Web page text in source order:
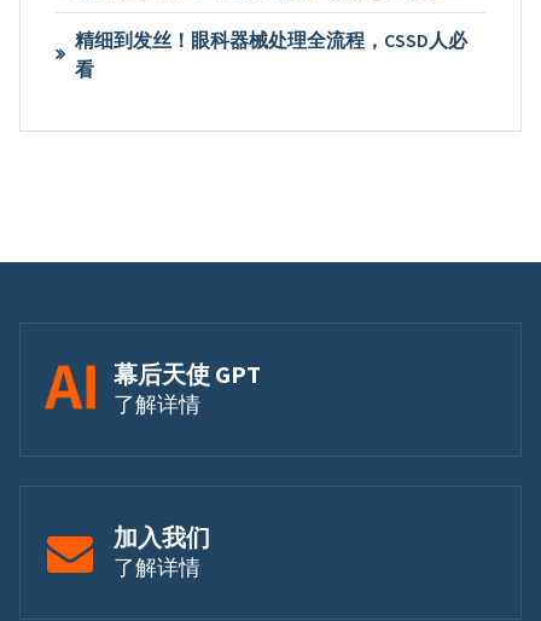
精细到发丝！眼科器械处理全流程，CSSD人必
看
幕后天使 GPT
了解详情
加入我们
了解详情